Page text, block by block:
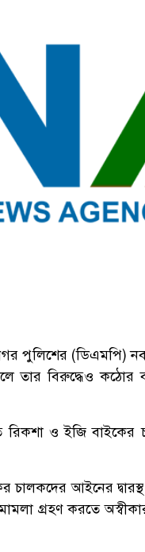
পুলিশের (ডিএমপি)
বিরুদ্ধেও কঠোর
ও ইজি বাইকের
চালকদের আইনের
গ্রহণ করতে